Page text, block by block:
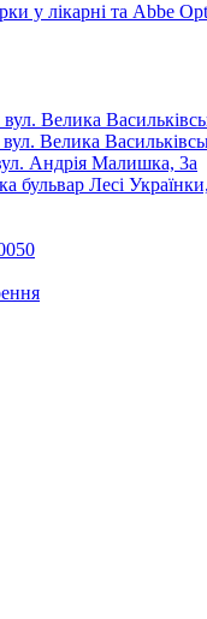
у лікарні та Abbe
Велика
Велика
Андрія Малишка, 3а
бульвар Лесі